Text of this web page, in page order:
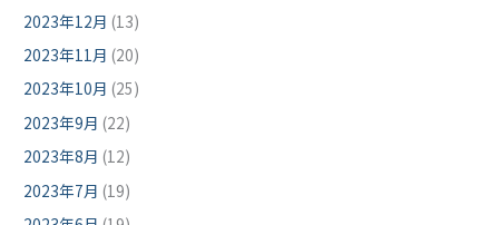
2023年12月 (13)
2023年11月 (20)
2023年10月 (25)
2023年9月 (22)
2023年8月 (12)
2023年7月 (19)